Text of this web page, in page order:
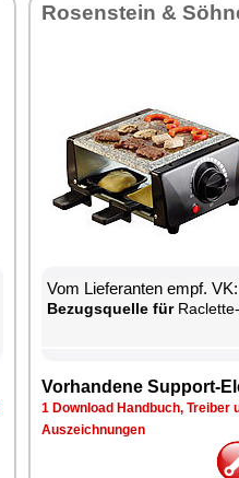
Ro­sen­stein &
Vom Lie­fe­ran­ten empf.
Be­zugs­quel­le für
Vor­han­de­ne Sup­port-
1 Down­load Hand­buch, Trei­ber
Aus­zeich­nun­gen